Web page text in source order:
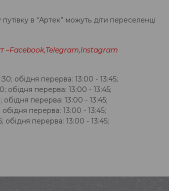
в “Артек” можуть діти переселенці
–Facebook,Telegram,Instagram
обідня перерва: 13:00 - 13:45;
обідня перерва: 13:00 - 13:45;
перерва: 13:00 - 13:45;
перерва: 13:00 - 13:45;
обідня перерва: 13:00 - 13:45;